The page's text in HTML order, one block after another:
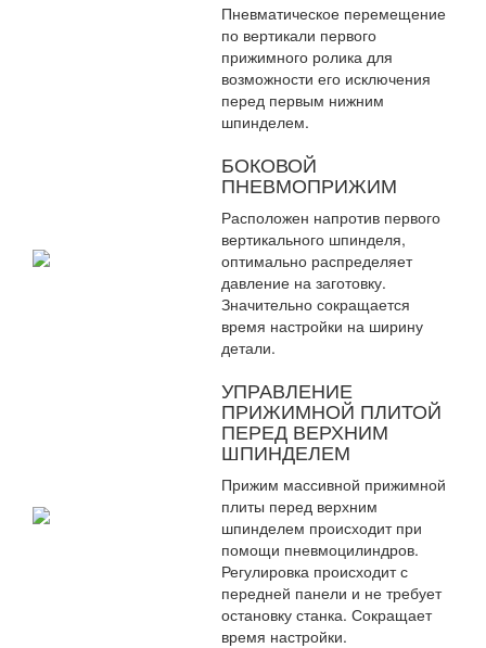
Пневматическое перемещение
по вертикали первого
прижимного ролика для
возможности его исключения
перед первым нижним
шпинделем.
БОКОВОЙ
ПНЕВМОПРИЖИМ
Расположен напротив первого
вертикального шпинделя,
оптимально распределяет
давление на заготовку.
Значительно сокращается
время настройки на ширину
детали.
УПРАВЛЕНИЕ
ПРИЖИМНОЙ ПЛИТОЙ
ПЕРЕД ВЕРХНИМ
ШПИНДЕЛЕМ
Прижим массивной прижимной
плиты перед верхним
шпинделем происходит при
помощи пневмоцилиндров.
Регулировка происходит с
передней панели и не требует
остановку станка. Сокращает
время настройки.